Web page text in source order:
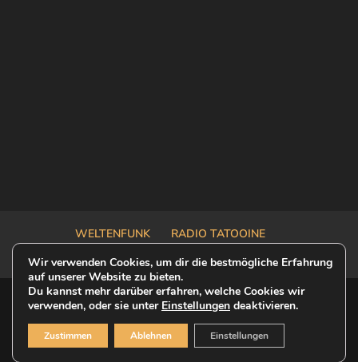
WELTENFUNK
RADIO TATOOINE
OUTER RIM TALK
OFF-MODEL ONE SHOT
© 2023 Weltenfunk - This is a Fan-Website |
Datenschutz|Impressum
Wir verwenden Cookies, um dir die bestmögliche Erfahrung
auf unserer Website zu bieten.
Du kannst mehr darüber erfahren, welche Cookies wir
verwenden, oder sie unter Einstellungen deaktivieren.
Zustimmen Ablehnen Einstellungen